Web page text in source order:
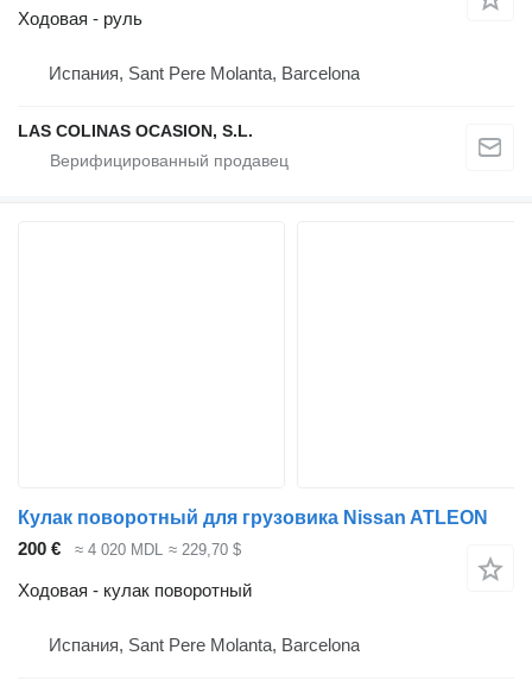
Ходовая - руль
Испания, Sant Pere Molanta, Barcelona
LAS COLINAS OCASION, S.L.
Кулак поворотный для грузовика Nissan ATLEON
200 €
≈ 4 020 MDL ≈ 229,70 $
Ходовая - кулак поворотный
Испания, Sant Pere Molanta, Barcelona